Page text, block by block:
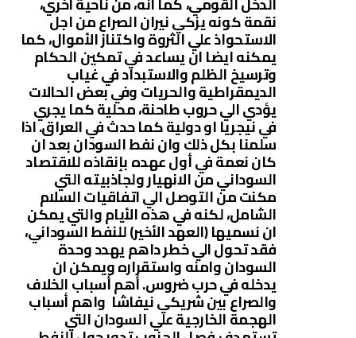
نقمة كونه يزكي نيران الصراع من اجل
الاستحواذ علي الثروة واكتناز الأموال، كما
يمكنه ايضا ان يساعد في تمكين الحكام
وترسيخ الظلم والاستبداد في غياب
الديمقراطية والحريات وفي بعض الحالات
يؤدي الي حروب طاحنة، محلية كما يجري
في نيجريا او دولية كما حدث في العراق. اذا
سلمنا بكل ذلك وان نفط السودان بعد ان
كان نعمة في أول عهده بإنقاذه للاقتصاد
السوداني من الانهيار ولجاذبيته التي
مكنت من التوصل الي اتفاقيات السلام
الشامل، لكنه في هذه الأيام والتي يمكن
ان نسميها (العهد الأخير) للنفط السوداني،
فقد تحول الي خطر داهم يهدد وحدة
السودان وامنه واستقراره ويمكن ان
يدخله في حرب ضروس. أهم أسباب الخلاف
والصراع بين شريكي نيفاشا واهم أسباب
الهجمة الخارجية علي السودان التي